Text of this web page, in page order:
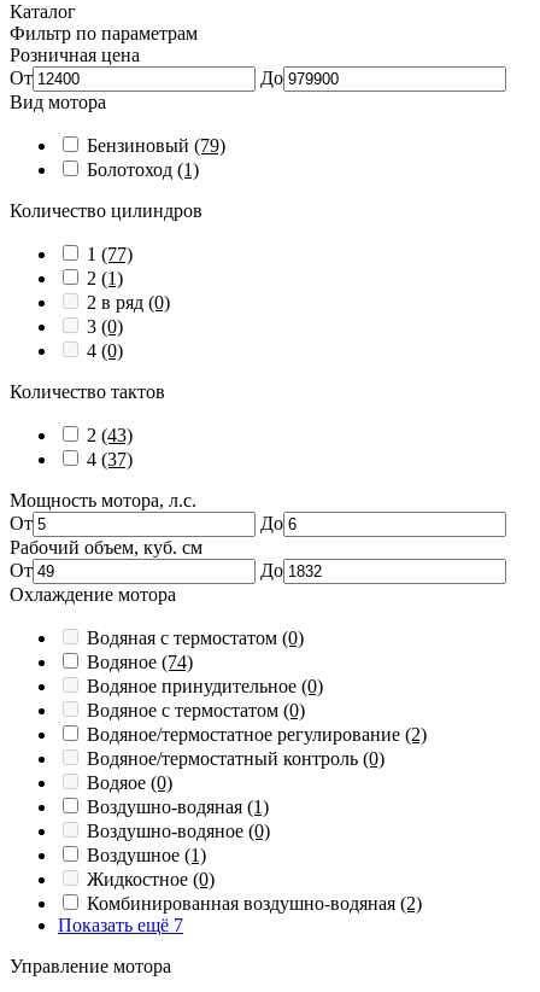
Каталог
Фильтр по параметрам
Розничная цена
От
До
Вид мотора
Бензиновый (79)
Болотоход (1)
Количество цилиндров
1 (77)
2 (1)
2 в ряд (0)
3 (0)
4 (0)
Количество тактов
2 (43)
4 (37)
Мощность мотора, л.с.
От
До
Рабочий объем, куб. см
От
До
Охлаждение мотора
Водяная с термостатом (0)
Водяное (74)
Водяное принудительное (0)
Водяное с термостатом (0)
Водяное/термостатное регулирование (2)
Водяное/термостатный контроль (0)
Водяое (0)
Воздушно-водяная (1)
Воздушно-водяное (0)
Воздушное (1)
Жидкостное (0)
Комбинированная воздушно-водяная (2)
Показать ещё 7
Управление мотора